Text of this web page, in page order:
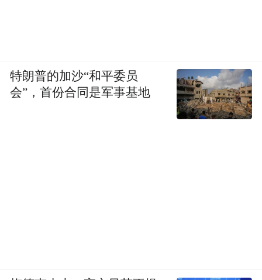
特朗普的加沙“和平委员
会”，首份合同是军事基地